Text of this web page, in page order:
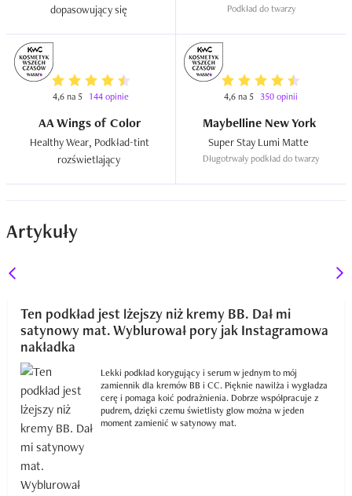
Podkład do twarzy
4,6 na 5 144 opinie
AA Wings of Color
Healthy Wear, Podkład-tint
4,6 na 5 350 opinii
Maybelline New York
Długotrwały podkład do twarzy
Artykuły
Ten podkład jest lżejszy niż kremy BB. Dał mi
satynowy mat. Wyblurował pory jak Instagramowa
nakładka
Lekki podkład korygujący i serum w jednym to mój
zamiennik dla kremów BB i CC. Pięknie nawilża i wygładza
cerę i pomaga koić podrażnienia. Dobrze współpracuje z
pudrem, dzięki czemu świetlisty glow można w jeden
moment zamienić w satynowy mat.